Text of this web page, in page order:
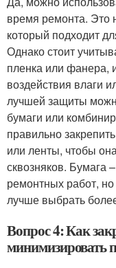
время ремонта. Это
который подходит
Однако стоит
пленка или фанера,
воздействия влаги
лучшей защиты
бумаги или
правильно
или ленты, чтобы
сквозняков. Бумага
ремонтных работ,
лучше выбрать
Вопрос 4: Как
минимизировать